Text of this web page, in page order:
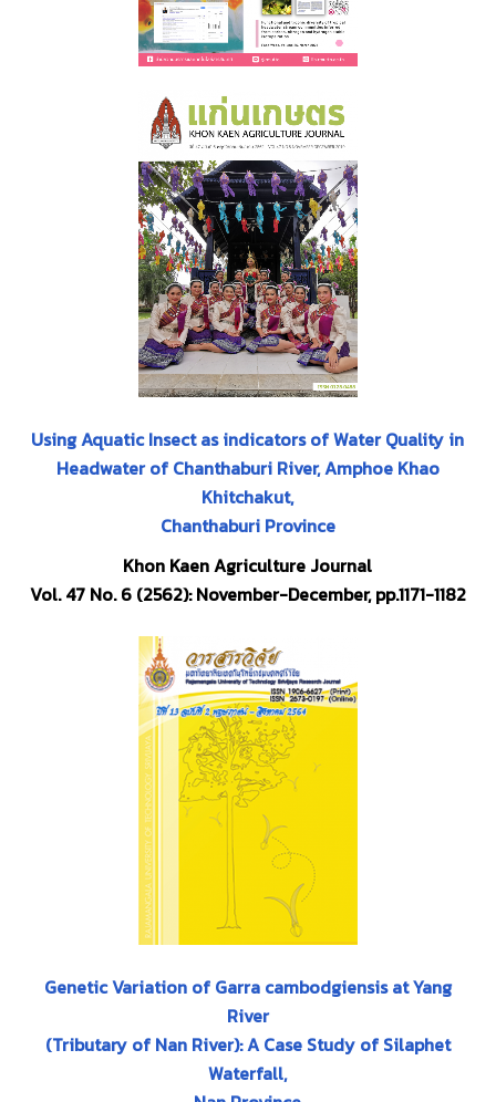
Using Aquatic Insect as indicators of Water Quality in
Headwater of Chanthaburi River, Amphoe Khao
Khitchakut,
Chanthaburi Province
Khon Kaen Agriculture Journal
Vol. 47 No. 6 (2562): November-December,pp.1171-1182
Genetic Variation of Garra cambodgiensis at Yang
River
(Tributary of Nan River): A Case Study of Silaphet
Waterfall,